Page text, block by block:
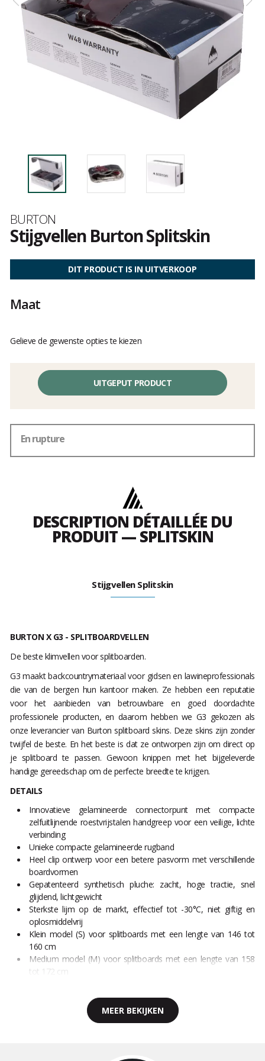
Merk
BURTON
Stijgvellen Burton Splitskin
oordeel
DIT PRODUCT IS IN UITVERKOOP
Maat
Gelieve de gewenste opties te kiezen
UITGEPUT PRODUCT
En rupture
DESCRIPTION DÉTAILLÉE DU
PRODUIT — SPLITSKIN
Stijgvellen Splitskin
BURTON X G3 - SPLITBOARDVELLEN
De beste klimvellen voor splitboarden.
G3 maakt backcountrymateriaal voor gidsen en lawineprofessionals
die van de bergen hun kantoor maken. Ze hebben een reputatie
voor het aanbieden van betrouwbare en goed doordachte
professionele producten, en daarom hebben we G3 gekozen als
onze leverancier van Burton splitboard skins. Deze skins zijn zonder
twijfel de beste. En het beste is dat ze ontworpen zijn om direct op
je splitboard te passen. Gewoon knippen met het bijgeleverde
handige gereedschap om de perfecte breedte te krijgen.
DETAILS
Innovatieve gelamineerde connectorpunt met compacte
zelfuitlijnende roestvrijstalen handgreep voor een veilige, lichte
verbinding
Unieke compacte gelamineerde rugband
Heel clip ontwerp voor een betere pasvorm met verschillende
boardvormen
Gepatenteerd synthetisch pluche: zacht, hoge tractie, snel
glijdend, lichtgewicht
Sterkste lijm op de markt, effectief tot -30°C, niet giftig en
oplosmiddelvrij
Klein model (S) voor splitboards met een lengte van 146 tot
160 cm
Medium model (M) voor splitboards met een lengte van 158
tot 172 cm
MEER BEKIJKEN